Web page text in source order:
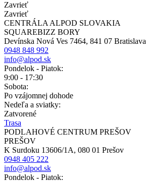
Zavrieť
Zavrieť
CENTRÁLA ALPOD SLOVAKIA
SQUAREBIZZ BORY
Devínska Nová Ves 7464, 841 07 Bratislava
0948 848 992
info@alpod.sk
Pondelok - Piatok:
9:00 - 17:30
Sobota:
Po vzájomnej dohode
Nedeľa a sviatky:
Zatvorené
Trasa
PODLAHOVÉ CENTRUM PREŠOV
PREŠOV
K Surdoku 13606/1A, 080 01 Prešov
0948 405 222
info@alpod.sk
Pondelok - Piatok: